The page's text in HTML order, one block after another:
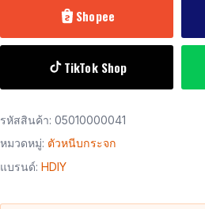
Shopee
TikTok Shop
รหัสสินค้า: 05010000041
หมวดหมู่: ตัวหนีบกระจก
แบรนด์: HDIY